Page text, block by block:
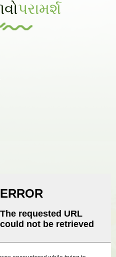
પરામર્શ
ઇન્ટરનેશનલ બિલ્ડીંગ, નંબર 2,
ડિસ્ટ્રિક્ટ, હુઇઝોઉ સિટી